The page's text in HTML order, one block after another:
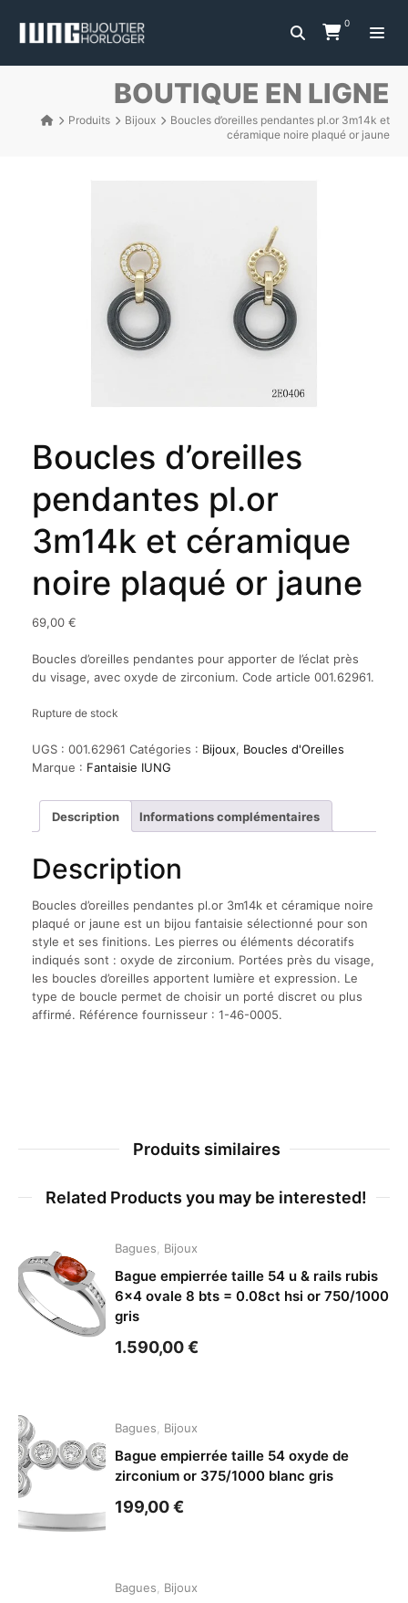
0
BOUTIQUE EN LIGNE
Produits Bijoux
Boucles d’oreilles pendantes pl.or 3m14k et
céramique noire plaqué or jaune
Boucles d’oreilles
pendantes pl.or
3m14k et céramique
noire plaqué or jaune
69,00 €
Boucles d’oreilles pendantes pour apporter de l’éclat près
du visage, avec oxyde de zirconium. Code article 001.62961.
Rupture de stock
UGS : 001.62961 Catégories : Bijoux, Boucles d'Oreilles
Marque : Fantaisie IUNG
Description Informations complémentaires
Description
Boucles d’oreilles pendantes pl.or 3m14k et céramique noire
plaqué or jaune est un bijou fantaisie sélectionné pour son
style et ses finitions. Les pierres ou éléments décoratifs
indiqués sont : oxyde de zirconium. Portées près du visage,
les boucles d’oreilles apportent lumière et expression. Le
type de boucle permet de choisir un porté discret ou plus
affirmé. Référence fournisseur : 1-46-0005.
Produits similaires
Related Products you may be interested!
Bagues Bijoux
Bague empierrée taille 54 u & rails rubis
6×4 ovale 8 bts = 0.08ct hsi or 750/1000
gris
1.590,00€
Bagues Bijoux
Bague empierrée taille 54 oxyde de
zirconium or 375/1000 blanc gris
199,00€
Bagues Bijoux